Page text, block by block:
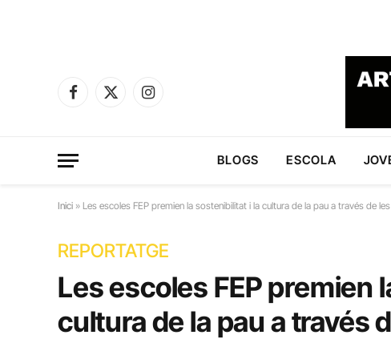
Facebook
X
Instagram
BLOGS ESCOLA
Inici » Les escoles FEP premien la sostenibilitat i la cultura de la pau a través de
REPORTATGE
Les escoles FEP premien
cultura de la pau a través